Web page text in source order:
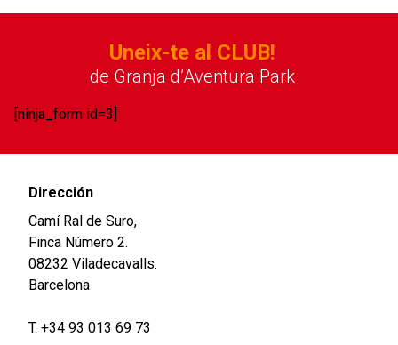
Uneix-te al CLUB!
de Granja d’Aventura Park
[ninja_form id=3]
Dirección
Camí Ral de Suro,
Finca Número 2.
08232 Viladecavalls.
Barcelona
T. +34 93 013 69 73